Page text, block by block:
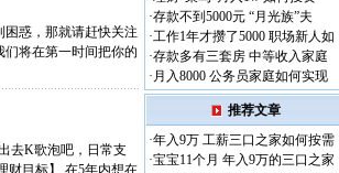
惑，那就请赶快关注
将在第一时间把你的
去K歌泡吧，日常支
财目标】 在5年内想在
·存款不到5000元 “月光族”夫
·工作1年才攒了5000 职场新人如
·存款多有三套房 中等收入家庭
· 月入8000 公务员家庭如何实现
推荐文章
·年入9万 工薪三口之家如何按需
·宝宝11个月 年入9万的三口之家